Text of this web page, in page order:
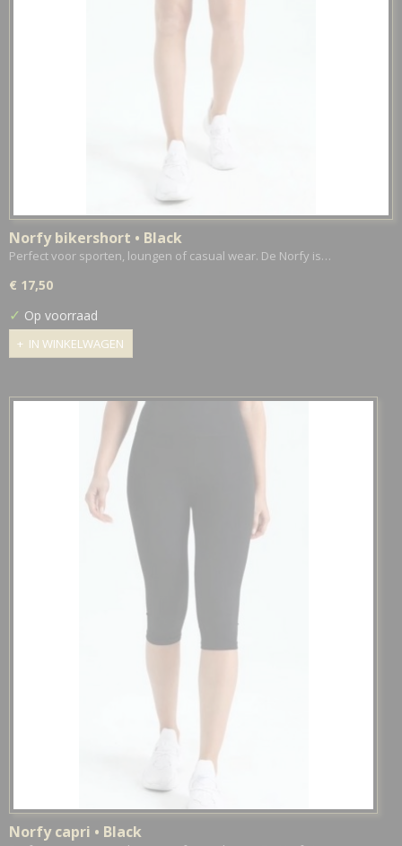
Norfy bikershort • Black
Perfect voor sporten, loungen of casual wear. De Norfy is…
€ 17,50
✓ Op voorraad
IN WINKELWAGEN
Norfy capri • Black